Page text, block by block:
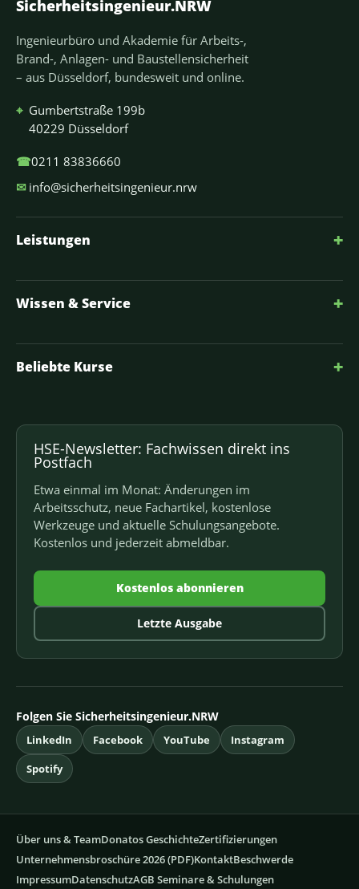
Sicherheitsingenieur.NRW
Ingenieurbüro und Akademie für Arbeits-,
Brand-, Anlagen- und Baustellensicherheit
– aus Düsseldorf, bundesweit und online.
⌖ Gumbertstraße 199b
40229 Düsseldorf
☎0211 83836660
✉ info@sicherheitsingenieur.nrw
Leistungen +
Wissen & Service +
Beliebte Kurse +
HSE-Newsletter: Fachwissen direkt ins
Postfach
Etwa einmal im Monat: Änderungen im
Arbeitsschutz, neue Fachartikel, kostenlose
Werkzeuge und aktuelle Schulungsangebote.
Kostenlos und jederzeit abmeldbar.
Kostenlos abonnieren
Letzte Ausgabe
Folgen Sie Sicherheitsingenieur.NRW
LinkedIn Facebook YouTube
Instagram
Spotify
Über uns & TeamDonatos GeschichteZertifizierungen
Unternehmensbroschüre 2026 (PDF)KontaktBeschwerde
ImpressumDatenschutzAGB Seminare & Schulungen